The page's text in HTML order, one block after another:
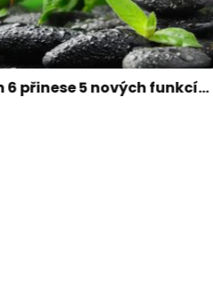
Zen 6 přinese 5 nových funkcí pro vyšší stabilitu výkonu, nejen herního